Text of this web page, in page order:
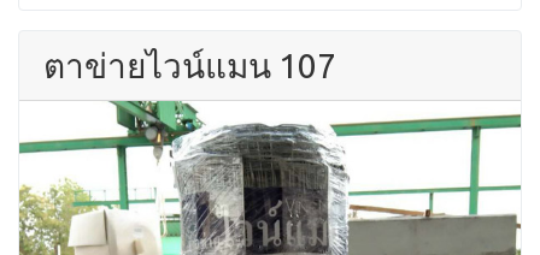
ตาข่ายไวน์แมน 107